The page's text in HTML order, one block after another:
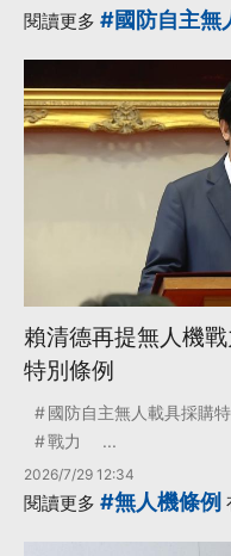
教育部·民進黨立委·
無人機·更多...
閱讀更多 #國防自主無
賴清德再提無人機
特別條例
國防自主無人載具採購
戰力
...
2026/7/29 12:34
閱讀更多 #無人機條例